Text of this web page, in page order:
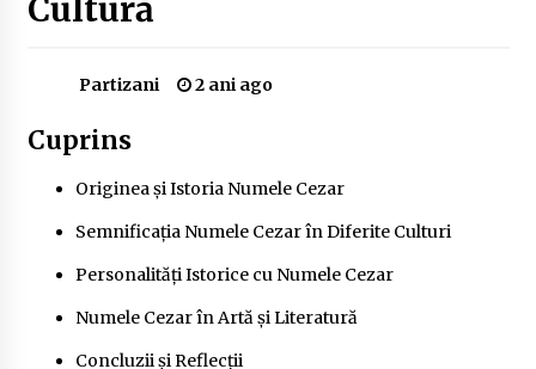
în România (2024)
2 ani ago
Cum să alegi firul de pescuit perfect pentru
crap: Ghid complet pentru pescari
2 ani ago
Cultură
Partizani 2 ani ago
Cuprins
Originea și Istoria Numele Cezar
Semnificația Numele Cezar în Diferite Culturi
Personalități Istorice cu Numele Cezar
Numele Cezar în Artă și Literatură
Concluzii și Reflecții